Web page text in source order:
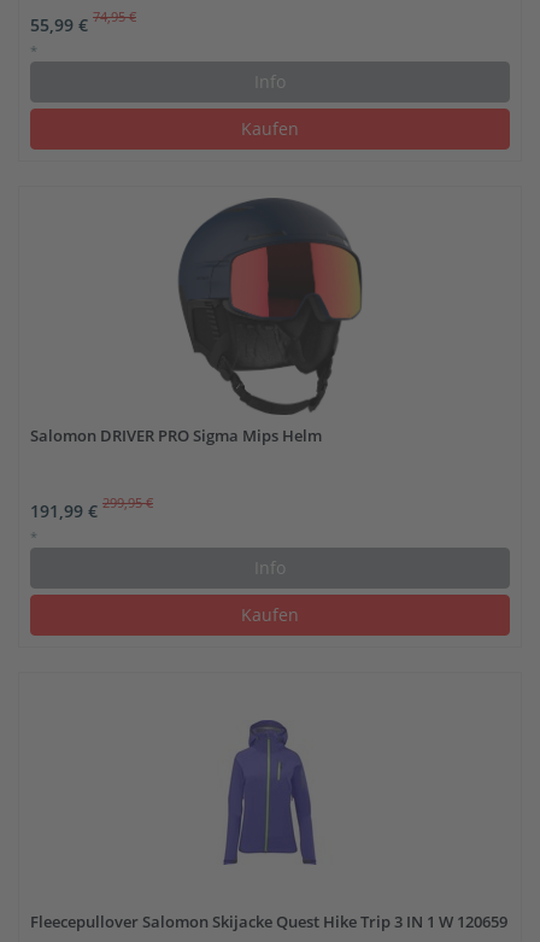
55,99 € 74,95 €
*
Info
Kaufen
Salomon DRIVER PRO Sigma Mips Helm
191,99 € 299,95 €
*
Info
Kaufen
Fleecepullover Salomon Skijacke Quest Hike Trip 3 IN 1 W 120659